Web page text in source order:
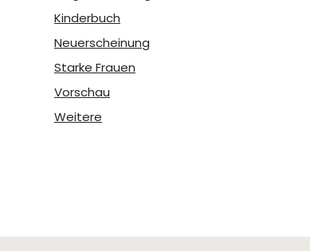
Kinderbuch
Neuerscheinung
Starke Frauen
Vorschau
Weitere